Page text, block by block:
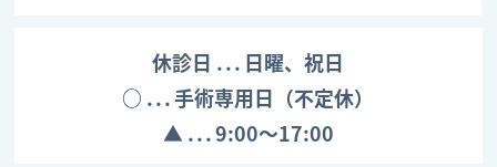
休診日
日曜、祝日
○
手術専用日（不定休）
▲
9:00～17:00